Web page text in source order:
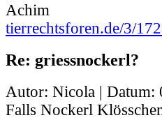
Achim
tierrechtsforen.de/3/
Re: griessnockerl?
Autor: Nicola | Datum:
Falls Nockerl